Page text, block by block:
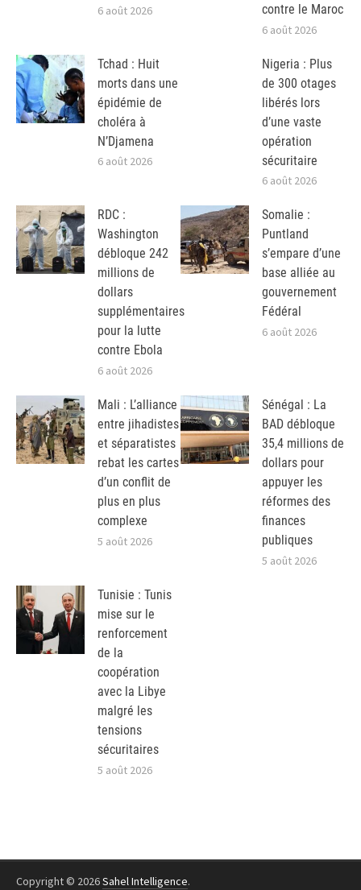
6 août 2026
contre le Maroc
6 août 2026
Tchad : Huit
morts dans une
épidémie de
choléra à
N’Djamena
6 août 2026
Nigeria : Plus
de 300 otages
libérés lors
d’une vaste
opération
sécuritaire
6 août 2026
RDC :
Washington
débloque 242
millions de
dollars
supplémentaires
pour la lutte
contre Ebola
6 août 2026
Somalie :
Puntland
s’empare d’une
base alliée au
gouvernement
Fédéral
6 août 2026
Mali : L’alliance
entre jihadistes
et séparatistes
rebat les cartes
d’un conflit de
plus en plus
complexe
5 août 2026
Sénégal : La
BAD débloque
35,4 millions de
dollars pour
appuyer les
réformes des
finances
publiques
5 août 2026
Tunisie : Tunis
mise sur le
renforcement
de la
coopération
avec la Libye
malgré les
tensions
sécuritaires
5 août 2026
Copyright © 2026Sahel Intelligence.